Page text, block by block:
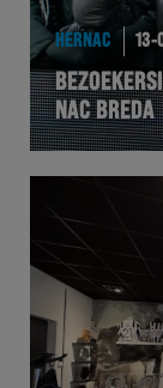
HERNAC 13-
NAC BREDA